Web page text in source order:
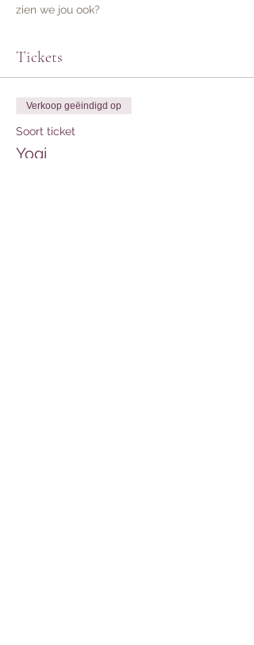
zien we jou ook?
Tickets
Verkoop geëindigd op
Soort ticket
Yogi